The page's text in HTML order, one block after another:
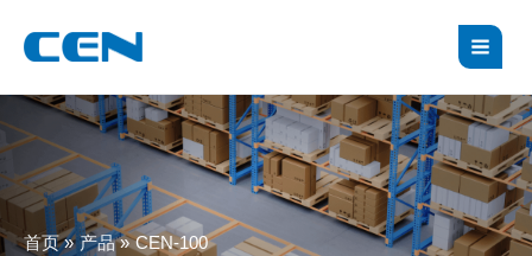
容
首页 产品 CEN-100